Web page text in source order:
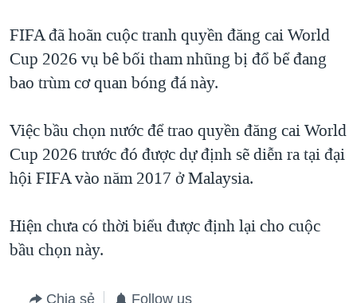
FIFA đã hoãn cuộc tranh quyền đăng cai World
Cup 2026 vụ bê bối tham nhũng bị đổ bể đang
bao trùm cơ quan bóng đá này.
Việc bầu chọn nước để trao quyền đăng cai World
Cup 2026 trước đó được dự định sẽ diễn ra tại đại
hội FIFA vào năm 2017 ở Malaysia.
Hiện chưa có thời biểu được định lại cho cuộc
bầu chọn này.
Chia sẻ Follow us